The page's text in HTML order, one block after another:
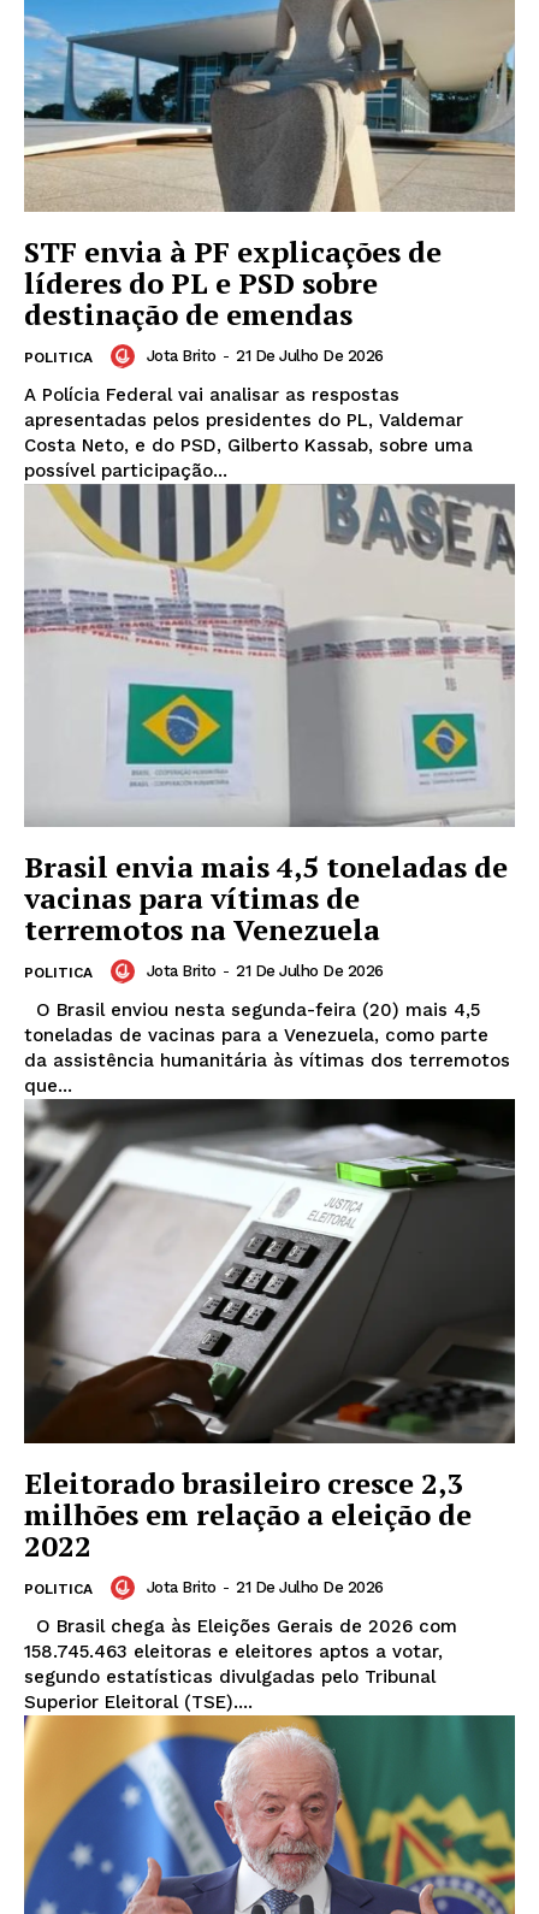
STF envia à PF explicações de
líderes do PL e PSD sobre
destinação de emendas
POLITICA Jota Brito - 21 De Julho De 2026
A Polícia Federal vai analisar as respostas
apresentadas pelos presidentes do PL, Valdemar
Costa Neto, e do PSD, Gilberto Kassab, sobre uma
possível participação...
Brasil envia mais 4,5 toneladas de
vacinas para vítimas de
terremotos na Venezuela
POLITICA Jota Brito - 21 De Julho De 2026
toneladas de vacinas para a Venezuela, como parte
da assistência humanitária às vítimas dos terremotos
que...
Eleitorado brasileiro cresce 2,3
milhões em relação a eleição de
2022
POLITICA Jota Brito - 21 De Julho De 2026
158.745.463 eleitoras e eleitores aptos a votar,
segundo estatísticas divulgadas pelo Tribunal
Superior Eleitoral (TSE)....